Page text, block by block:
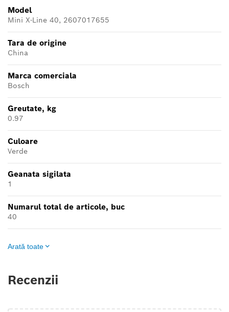
Model
Mini X-Line 40, 2607017655
Tara de origine
China
Marca comerciala
Bosch
Greutate, kg
0.97
Culoare
Verde
Geanata sigilata
1
Numarul total de articole, buc
40
Arată toate
Recenzii